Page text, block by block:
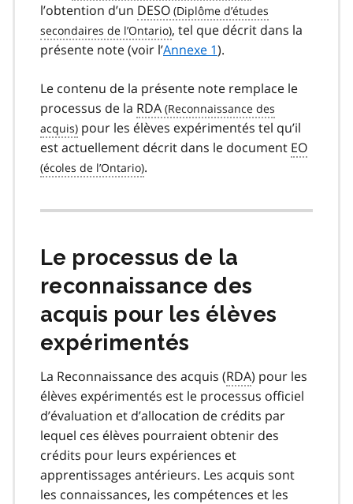
l’obtention d’un DESO
, tel que décrit dans la
présente note (voir l’Annexe 1).
Le contenu de la présente note remplace le
processus de la RDA
pour les élèves expérimentés tel qu’il
est actuellement décrit dans le document EO
.
Le processus de la
reconnaissance des
acquis pour les élèves
expérimentés
La Reconnaissance des acquis (RDA) pour les
élèves expérimentés est le processus officiel
d’évaluation et d’allocation de crédits par
lequel ces élèves pourraient obtenir des
crédits pour leurs expériences et
apprentissages antérieurs. Les acquis sont
les connaissances, les compétences et les